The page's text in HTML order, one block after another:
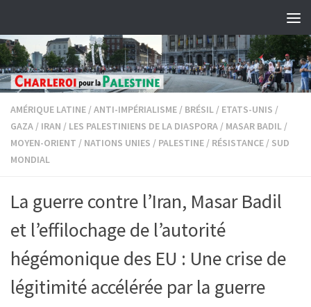
AMÉRIQUE LATINE /ANTI-IMPÉRIALISME / BRÉSIL / ETATS-UNIS /
GAZA / IRAN / LES PALESTINIENS DE LA DIASPORA / MASAR BADIL /
MOYEN-ORIENT / NATIONS UNIES / PALESTINE / RÉSISTANCE / SUD
MONDIAL
La guerre contre l’Iran, Masar Badil
et l’effilochage de l’autorité
hégémonique des EU : Une crise de
légitimité accélérée par la guerre